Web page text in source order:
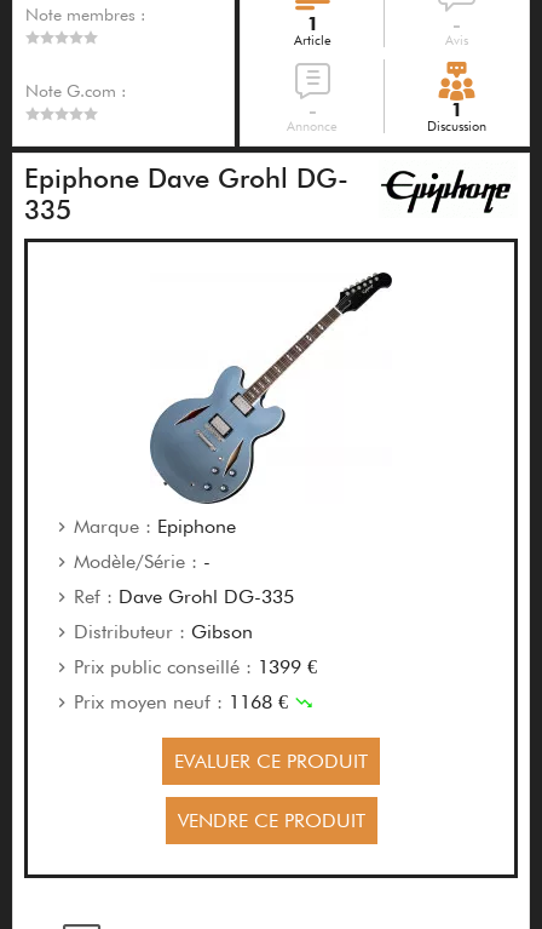
Note membres :
Note G.com :
1
Article
-
Avis
-
Annonce
1
Discussion
Epiphone Dave Grohl DG-
335
Marque : Epiphone
Modèle/Série : -
Ref : Dave Grohl DG-335
Distributeur : Gibson
Prix public conseillé : 1399 €
Prix moyen neuf : 1168 €
EVALUER CE PRODUIT
VENDRE CE PRODUIT